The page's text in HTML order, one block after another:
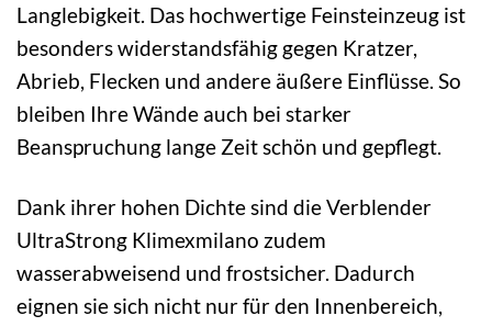
Langlebigkeit. Das hochwertige Feinsteinzeug ist
besonders widerstandsfähig gegen Kratzer,
Abrieb, Flecken und andere äußere Einflüsse. So
bleiben Ihre Wände auch bei starker
Beanspruchung lange Zeit schön und gepflegt.
Dank ihrer hohen Dichte sind die Verblender
UltraStrong Klimexmilano zudem
wasserabweisend und frostsicher. Dadurch
eignen sie sich nicht nur für den Innenbereich,